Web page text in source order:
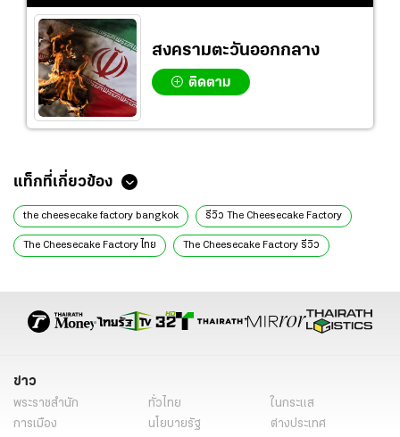
สงครามตะวันออกกลาง
ติดตาม
แท็กที่เกี่ยวข้อง
the cheesecake factory bangkok รีวิว The Cheesecake Factory
The Cheesecake Factory ไทย The Cheesecake Factory รีวิว
The Cheesecake Factory อร่อยไหม The Cheesecake Factory อยู่ที่ไหน
the cheesecake factory เซ็นทรัลเวิลด์
The Cheesecake Factory เมืองไทย
ข่าว
พระราชสำนัก ทั่วไทย
ในกระแส
การเมือง
นโยบายรัฐ ต่างประเทศ